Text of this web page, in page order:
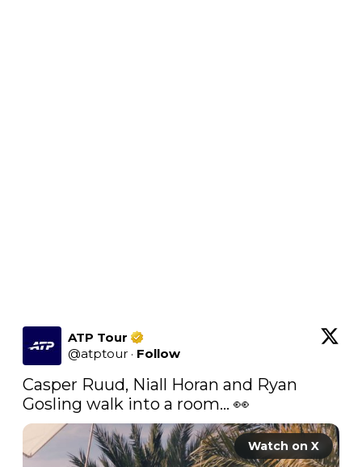
ATP Tour
@atptour · Follow
Casper Ruud, Niall Horan and Ryan
Gosling walk into a room… 👀
Watch on X